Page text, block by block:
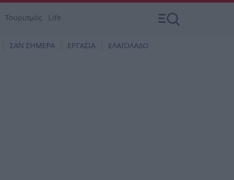
Τουρισμός Life
ΣΑΝ ΣΗΜΕΡΑ ΕΡΓΑΣΙΑ ΕΛΑΙΟΛΑΔΟ